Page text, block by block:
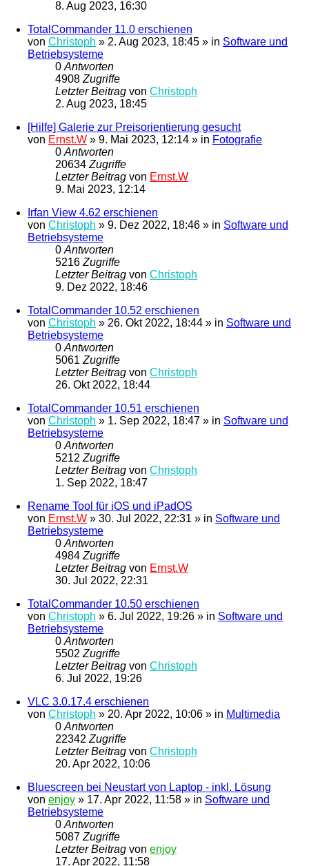
8. Aug 2023, 16:30
TotalCommander 11.0 erschienen
von Christoph » 2. Aug 2023, 18:45 » in Software und
Betriebsysteme
0Antworten
4908Zugriffe
Letzter Beitrag von Christoph
2. Aug 2023, 18:45
[Hilfe] Galerie zur Preisorientierung gesucht
von Ernst.W » 9. Mai 2023, 12:14 » in Fotografie
0Antworten
20634Zugriffe
Letzter Beitrag von Ernst.W
9. Mai 2023, 12:14
Irfan View 4.62 erschienen
von Christoph » 9. Dez 2022, 18:46 » in Software und
Betriebsysteme
0Antworten
5216Zugriffe
Letzter Beitrag von Christoph
9. Dez 2022, 18:46
TotalCommander 10.52 erschienen
von Christoph » 26. Okt 2022, 18:44 » in Software und
Betriebsysteme
0Antworten
5061Zugriffe
Letzter Beitrag von Christoph
26. Okt 2022, 18:44
TotalCommander 10.51 erschienen
von Christoph » 1. Sep 2022, 18:47 » in Software und
Betriebsysteme
0Antworten
5212Zugriffe
Letzter Beitrag von Christoph
1. Sep 2022, 18:47
Rename Tool für iOS und iPadOS
von Ernst.W » 30. Jul 2022, 22:31 » in Software und
Betriebsysteme
0Antworten
4984Zugriffe
Letzter Beitrag von Ernst.W
30. Jul 2022, 22:31
TotalCommander 10.50 erschienen
von Christoph » 6. Jul 2022, 19:26 » in Software und
Betriebsysteme
0Antworten
5502Zugriffe
Letzter Beitrag von Christoph
6. Jul 2022, 19:26
VLC 3.0.17.4 erschienen
von Christoph » 20. Apr 2022, 10:06 » in Multimedia
0Antworten
22342Zugriffe
Letzter Beitrag von Christoph
20. Apr 2022, 10:06
Bluescreen bei Neustart von Laptop - inkl. Lösung
von enjoy » 17. Apr 2022, 11:58 » in Software und
Betriebsysteme
0Antworten
5087Zugriffe
Letzter Beitrag von enjoy
17. Apr 2022, 11:58